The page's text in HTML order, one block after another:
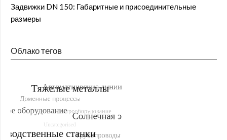
Задвижки DN 150: Габаритные и присоединительные
размеры
Облако тегов